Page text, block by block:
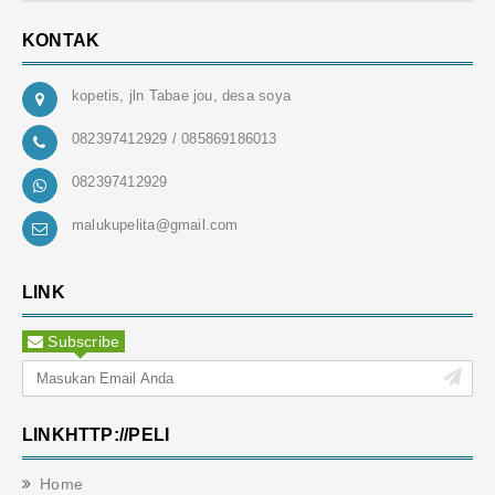
KONTAK
kopetis, jln Tabae jou, desa soya
082397412929 / 085869186013
082397412929
malukupelita@gmail.com
LINK
Subscribe
LINKHTTP://PELI
Home